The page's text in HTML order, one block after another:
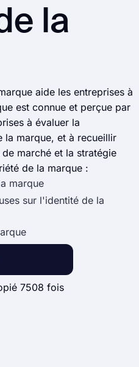
la
aide les entreprises à
est connue et perçue par
à évaluer la
la marque, et à recueillir
marché et la stratégie
de la marque :
marque
sur l'identité de la
7508 fois